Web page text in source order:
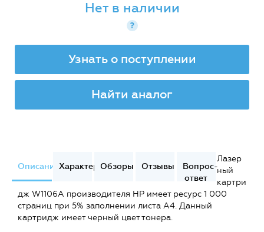
Нет в наличии
?
Узнать о поступлении
Найти аналог
ОписаниеХарактеристики
Обзоры Отзывы
Вопрос-
ответ
Лазер
ный
картри
дж W1106A производителя HP имеет ресурс 1 000
страниц при 5% заполнении листа А4. Данный
картридж имеет черный цвет тонера.